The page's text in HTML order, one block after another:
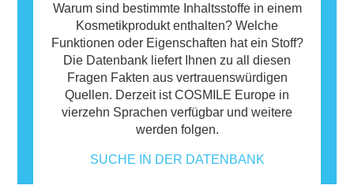
Warum sind bestimmte Inhaltsstoffe in einem
Kosmetikprodukt enthalten? Welche
Funktionen oder Eigenschaften hat ein Stoff?
Die Datenbank liefert Ihnen zu all diesen
Fragen Fakten aus vertrauenswürdigen
Quellen. Derzeit ist COSMILE Europe in
vierzehn Sprachen verfügbar und weitere
werden folgen.
SUCHE IN DER DATENBANK